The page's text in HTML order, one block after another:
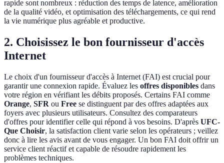
rapide sont nombreux : réduction des temps de latence, amélioration
de la qualité vidéo, et optimisation des téléchargements, ce qui rend
la vie numérique plus agréable et productive.
2. Choisissez le bon fournisseur d'accès
Internet
Le choix d'un fournisseur d'accès à Internet (FAI) est crucial pour
garantir une connexion rapide. Évaluez les offres disponibles dans
votre région en vérifiant les débits proposés. Certains FAI comme
Orange, SFR ou Free se distinguent par des offres adaptées aux
foyers avec plusieurs utilisateurs. Consultez des comparateurs
d'offres pour identifier celle qui répond à vos besoins. D'après UFC-
Que Choisir, la satisfaction client varie selon les opérateurs ; veillez
donc à lire les avis avant de vous engager. Un bon FAI doit offrir un
service client réactif et capable de résoudre rapidement les
problèmes techniques.